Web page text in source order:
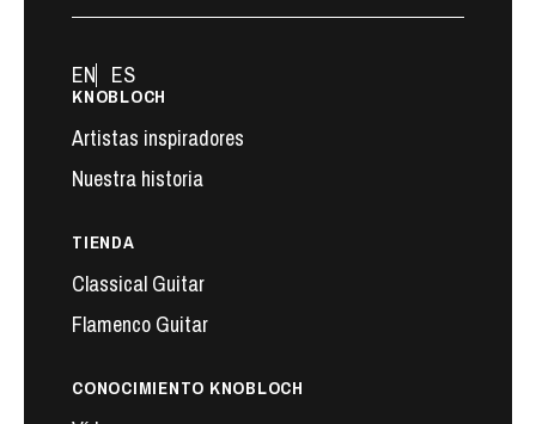
KNOBLOCH
Artistas inspiradores
Nuestra historia
TIENDA
Classical Guitar
Flamenco Guitar
CONOCIMIENTO KNOBLOCH
EN ES